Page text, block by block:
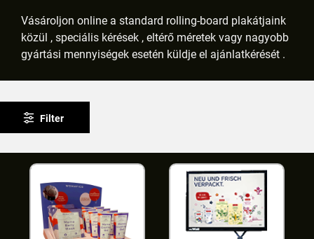
Vásároljon online a standard rolling-board plakátjaink
közül , speciális kérések , eltérő méretek vagy nagyobb
gyártási mennyiségek esetén küldje el ajánlatkérését .
Filter